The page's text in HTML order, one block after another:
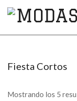
MODAS
Fiesta Cortos
Mostrando los 5